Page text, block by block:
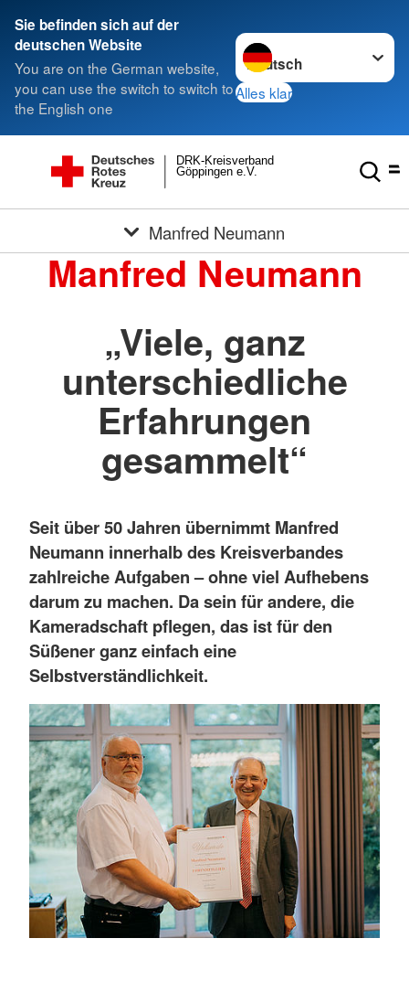
Sie befinden sich auf der
deutschen Website
You are on the German website,
you can use the switch to switch to
the English one
Sprache wechseln zu
Alles klar
Göppingen e.V.
DRK-Kreisverband
Manfred Neumann
Manfred Neumann
„Viele, ganz
unterschiedliche
Erfahrungen
gesammelt“
Seit über 50 Jahren übernimmt Manfred
Neumann innerhalb des Kreisverbandes
zahlreiche Aufgaben – ohne viel Aufhebens
darum zu machen. Da sein für andere, die
Kameradschaft pflegen, das ist für den
Süßener ganz einfach eine
Selbstverständlichkeit.